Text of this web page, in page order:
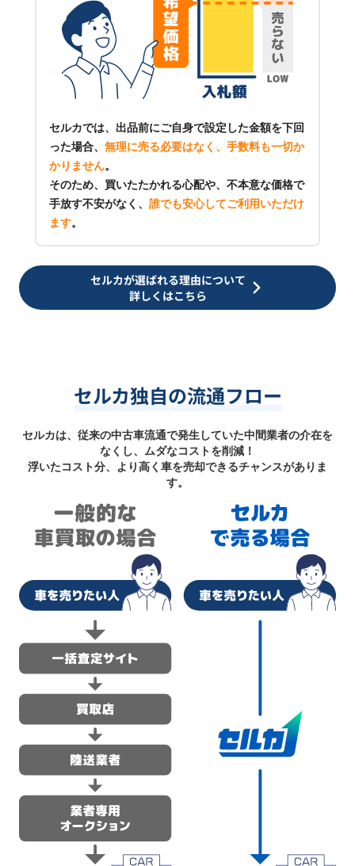
セルカでは、出品前にご自身で設定した金額を下回
った場合、 無理に売る必要はなく、手数料も一切か
かりません。
そのため、買いたたかれる心配や、不本意な価格で
手放す不安がなく、 誰でも安心してご利用いただけ
ます。
セルカが選ばれる理由について
詳しくはこちら
セルカ独自の流通フロー
セルカは、従来の中古車流通で発生していた中間業者の介在を
なくし、ムダなコストを削減！
浮いたコスト分、より高く車を売却できるチャンスがありま
す。